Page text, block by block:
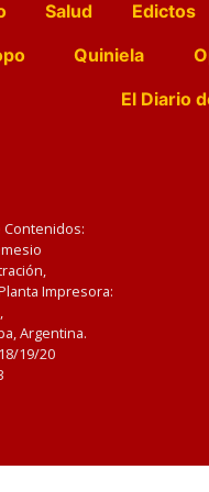
Salud Edictos
Quiniela
El Diario
Impresora:
Argentina.
19/20